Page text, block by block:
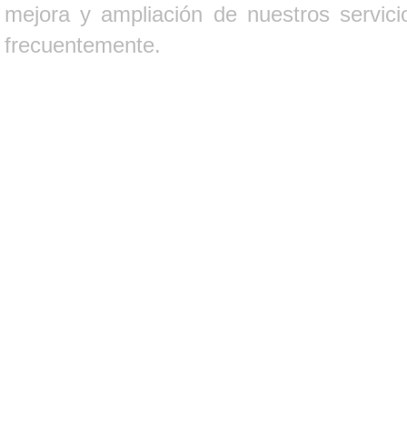
mejora y ampliación de nuestros
frecuentemente.